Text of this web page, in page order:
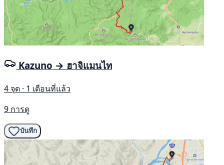
Kazuno → ฮาจิแมนไท
4 จุด · 1 เดือนที่แล้ว
9 การดู
บันทึก